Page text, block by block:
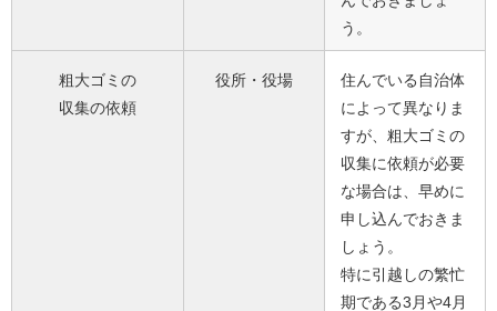
う。
粗大ゴミの
収集の依頼
役所・役場
住んでいる自治体
によって異なりま
すが、粗大ゴミの
収集に依頼が必要
な場合は、早めに
申し込んでおきま
しょう。
特に引越しの繁忙
期である3月や4月